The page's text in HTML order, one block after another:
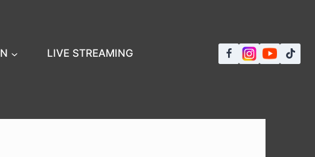
LIVE STREAMING